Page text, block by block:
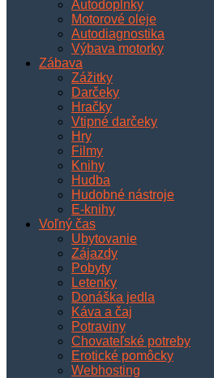
Autodoplnky
Motorové oleje
Autodiagnostika
Výbava motorky
Zábava
Zážitky
Darčeky
Hračky
Vtipné darčeky
Hry
Filmy
Knihy
Hudba
Hudobné nástroje
E-knihy
Voľný čas
Ubytovanie
Zájazdy
Pobyty
Letenky
Donáška jedla
Káva a čaj
Potraviny
Chovateľské potreby
Erotické pomôcky
Webhosting